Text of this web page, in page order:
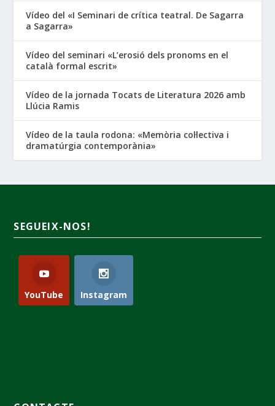
Vídeo del «I Seminari de crítica teatral. De Sagarra
a Sagarra»
Vídeo del seminari «L’erosió dels pronoms en el
català formal escrit»
Vídeo de la jornada Tocats de Literatura 2026 amb
Llúcia Ramis
Vídeo de la taula rodona: «Memòria col·lectiva i
dramatúrgia contemporània»
SEGUEIX-NOS!
YouTube Instagram